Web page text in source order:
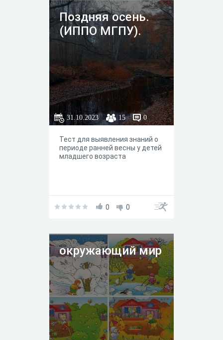
Поздняя осень.
(ИППО МГПУ).
31.10.2023 15 0
Тест для выявления знаний о
периоде ранней весны у детей
младшего возраста
0 0
окружающий мир